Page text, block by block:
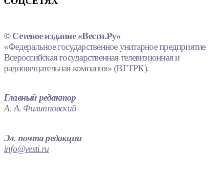
© Сетевое издание «Вести.Ру»
«Федеральное государственное унитарное предприятие
Всероссийская государственная телевизионная и
радиовещательная компания» (ВГТРК).
Главный редактор
А. А. Филипповский
Эл. почта редакции
info@vesti.ru